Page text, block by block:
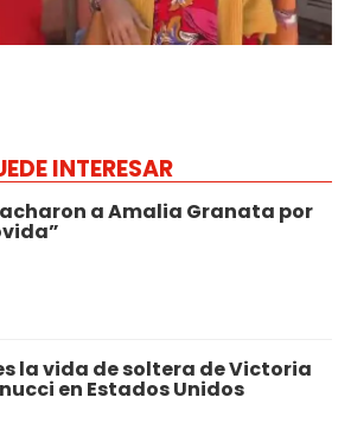
INTERESAR
a Amalia Granata por
la vida de soltera de Victoria
en Estados Unidos